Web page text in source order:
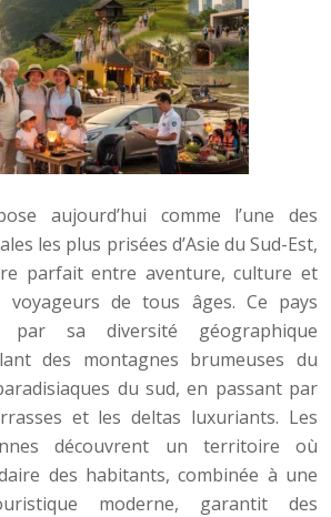
aujourd’hui comme l’une des
les plus prisées d’Asie du Sud-Est,
parfait entre aventure, culture et
de tous âges. Ce pays
par sa diversité géographique
des montagnes brumeuses du
du sud, en passant par
et les deltas luxuriants. Les
découvrent un territoire où
des habitants, combinée à une
moderne, garantit des